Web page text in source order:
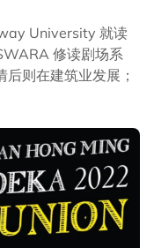
University 就读
修读剧场系
则在建筑业发展；